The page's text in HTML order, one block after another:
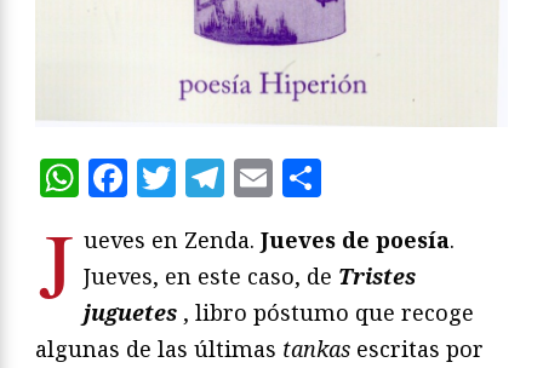
WhatsApp
Facebook
Twitter
Telegram
Email
J ueves en Zenda. Jueves de poesía.
Jueves, en este caso, de Tristes
juguetes , libro póstumo que recoge
algunas de las últimas tankas escritas por